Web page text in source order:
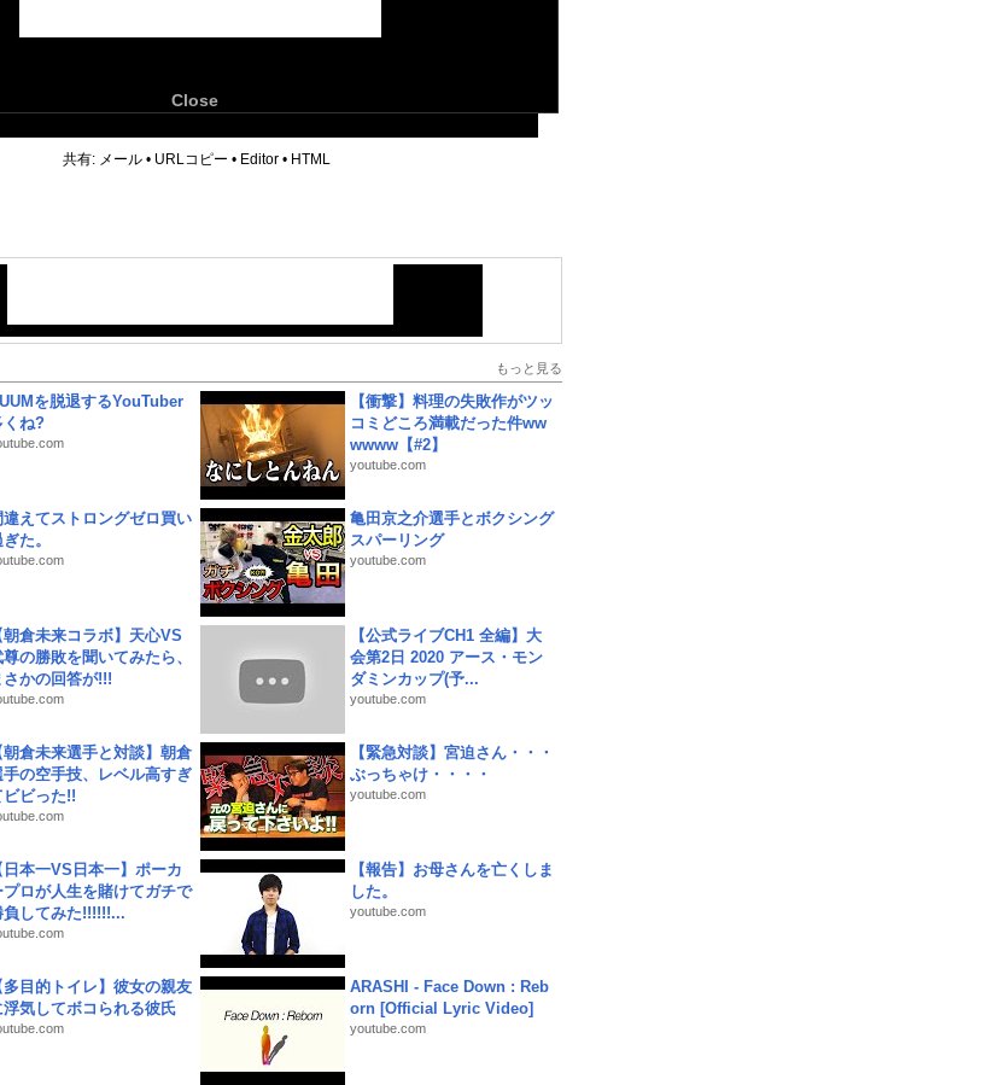
Close
共有: メール • URLコピー • Editor • HTML
もっと見る
を脱退するYouTuber
くね?
【衝撃】料理の失敗作がツッ
コミどころ満載だった件ww
wwww【#2】
youtube.com
違えてストロングゼロ買い
た。
亀田京之介選手とボクシング
スパーリング
youtube.com
朝倉未来コラボ】天心VS
尊の勝敗を聞いてみたら、
さかの回答が!!!
【公式ライブCH1 全編】大
会第2日 2020 アース・モン
ダミンカップ(予...
youtube.com
朝倉未来選手と対談】朝倉
手の空手技、レベル高すぎ
ビビった!!
【緊急対談】宮迫さん・・・
ぶっちゃけ・・・・
youtube.com
日本一VS日本一】ポーカ
プロが人生を賭けてガチで
負してみた!!!!!!...
【報告】お母さんを亡くしま
した。
youtube.com
多目的トイレ】彼女の親友
浮気してボコられる彼氏
ARASHI - Face Down : Reb
orn [Official Lyric Video]
youtube.com